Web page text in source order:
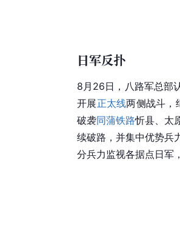
日军反扑
8月26日，八路军总部
开展正太线两侧战斗，
破袭同蒲铁路忻县、太
续破路，并集中优势兵
分兵力监视各据点日军